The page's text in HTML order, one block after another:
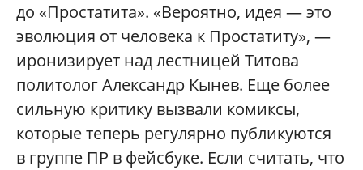
до «Простатита». «Вероятно, идея — это
эволюция от человека к Простатиту», —
иронизирует над лестницей Титова
политолог Александр Кынев. Еще более
сильную критику вызвали комиксы,
которые теперь регулярно публикуются
в группе ПР в фейсбуке. Если считать, что